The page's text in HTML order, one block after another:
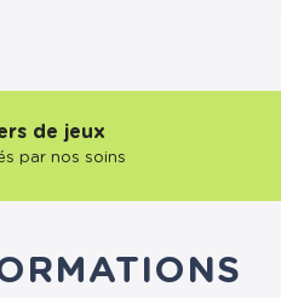
de jeux
par nos soins